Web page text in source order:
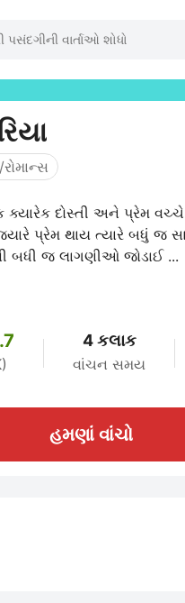
ક્યારેક દોસ્તી અને પ્રેમ
પ્રેમ થાય ત્યારે બધું જ
બધી જ લાગણીઓ જોડાઈ ...
4 કલાક
વાંચન સમય
હમણાં વાંચો